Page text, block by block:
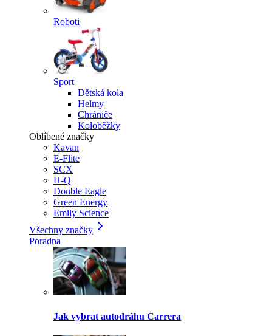
Roboti
Sport
Dětská kola
Helmy
Chrániče
Koloběžky
Oblíbené značky
Kavan
E-Flite
SCX
H-Q
Double Eagle
Green Energy
Emily Science
Všechny značky
Poradna
Jak vybrat autodráhu Carrera